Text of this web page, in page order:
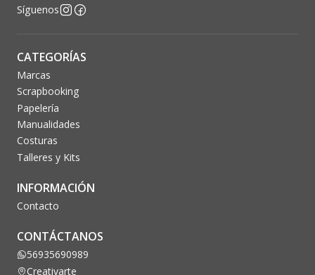
Síguenos
CATEGORÍAS
Marcas
Scrapbooking
Papelería
Manualidades
Costuras
Talleres y Kits
INFORMACIÓN
Contacto
CONTÁCTANOS
56935690989
Creativarte